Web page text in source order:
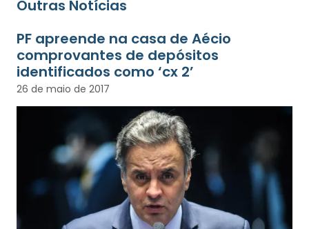
Outras Notícias
PF apreende na casa de Aécio
comprovantes de depósitos
identificados como ‘cx 2’
26 de maio de 2017